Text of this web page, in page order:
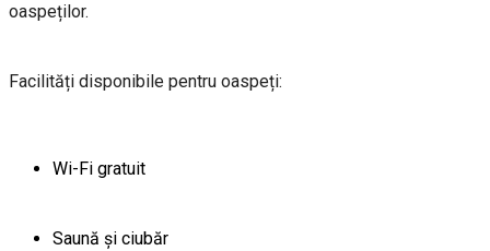
oaspeților.
Facilități disponibile pentru oaspeți:
Wi-Fi gratuit
Saună și ciubăr